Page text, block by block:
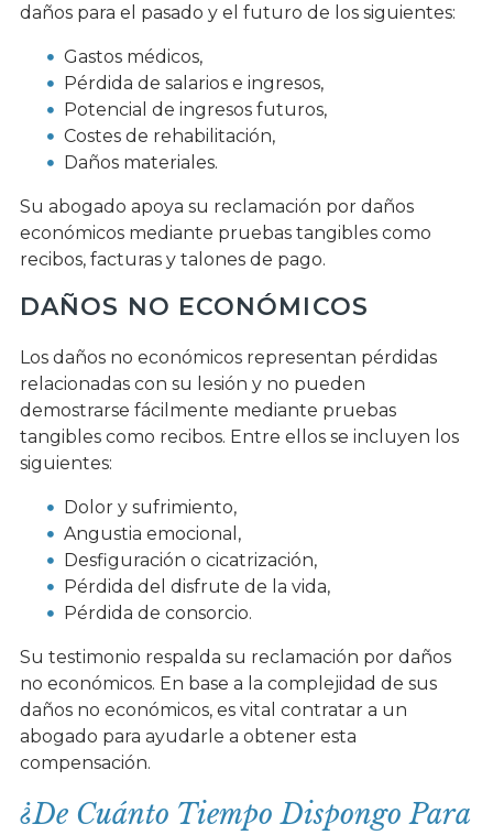
daños para el pasado y el futuro de los siguientes:
Gastos médicos,
Pérdida de salarios e ingresos,
Potencial de ingresos futuros,
Costes de rehabilitación,
Daños materiales.
Su abogado apoya su reclamación por daños
económicos mediante pruebas tangibles como
recibos, facturas y talones de pago.
DAÑOS NO ECONÓMICOS
Los daños no económicos representan pérdidas
relacionadas con su lesión y no pueden
demostrarse fácilmente mediante pruebas
tangibles como recibos. Entre ellos se incluyen los
siguientes:
Dolor y sufrimiento,
Angustia emocional,
Desfiguración o cicatrización,
Pérdida del disfrute de la vida,
Pérdida de consorcio.
Su testimonio respalda su reclamación por daños
no económicos. En base a la complejidad de sus
daños no económicos, es vital contratar a un
abogado para ayudarle a obtener esta
compensación.
¿De Cuánto Tiempo Dispongo Para